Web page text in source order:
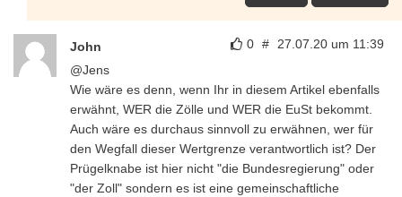
0 # 27.07.20 um 11:39
John
@Jens
Wie wäre es denn, wenn Ihr in diesem Artikel ebenfalls
erwähnt, WER die Zölle und WER die EuSt bekommt.
Auch wäre es durchaus sinnvoll zu erwähnen, wer für
den Wegfall dieser Wertgrenze verantwortlich ist? Der
Prügelknabe ist hier nicht "die Bundesregierung" oder
"der Zoll" sondern es ist eine gemeinschaftliche